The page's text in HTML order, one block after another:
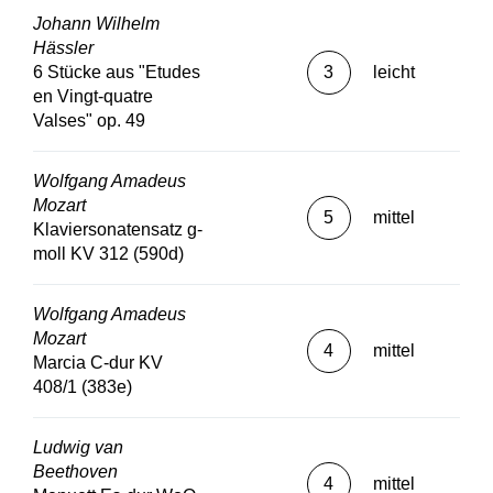
Johann Wilhelm
Hässler
6 Stücke aus "Etudes
en Vingt-quatre
Valses" op. 49
3 leicht
Wolfgang Amadeus
Mozart
Klaviersonatensatz g-
moll KV 312 (590d)
5 mittel
Wolfgang Amadeus
Mozart
Marcia C-dur KV
408/1 (383e)
4 mittel
Ludwig van
Beethoven
4 mittel